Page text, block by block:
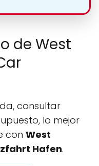
de West
consultar
lo mejor
con West
Hafen.